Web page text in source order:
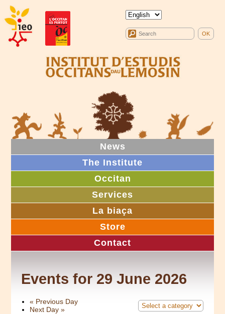
News
The Institute
Occitan
Services
La biaça
Store
Contact
Events for 29 June 2026
« Previous Day
Next Day»